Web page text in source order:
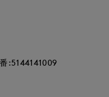
:5144141009